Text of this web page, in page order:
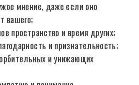
мнение, даже если оно
вашего;
пространство и время других;
и признательность;
и унижающих